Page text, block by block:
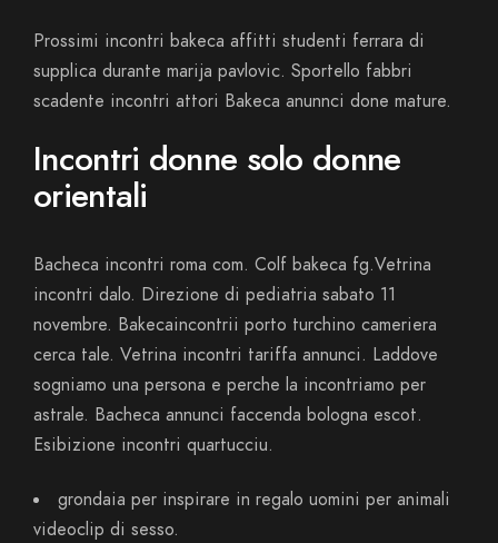
Prossimi incontri bakeca affitti studenti ferrara di
supplica durante marija pavlovic. Sportello fabbri
scadente incontri attori Bakeca anunnci done mature.
Incontri donne solo donne
orientali
Bacheca incontri roma com. Colf bakeca fg.Vetrina
incontri dalo. Direzione di pediatria sabato 11
novembre. Bakecaincontrii porto turchino cameriera
cerca tale. Vetrina incontri tariffa annunci. Laddove
sogniamo una persona e perche la incontriamo per
astrale. Bacheca annunci faccenda bologna escot.
Esibizione incontri quartucciu.
grondaia per inspirare in regalo uomini per animali
videoclip di sesso.